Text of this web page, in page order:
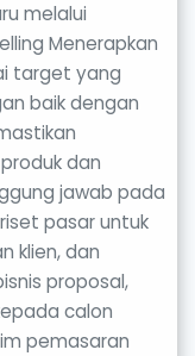
melalui
Menerapkan
target yang
baik dengan
dan
jawab pada
pasar untuk
klien, dan
proposal,
calon
pemasaran